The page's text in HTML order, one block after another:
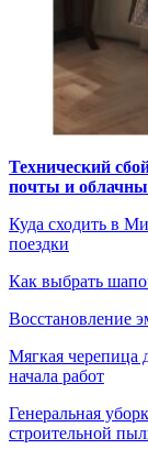
Технический
почты и
Куда сходить в
поездки
Как выбрать
Восстановление
Мягкая черепица
начала работ
Генеральная
строительной